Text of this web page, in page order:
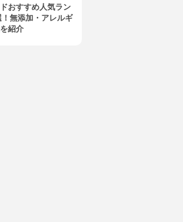
ケフィアプラス
おすすめ人気ラン
無添加・アレルギ
紹介